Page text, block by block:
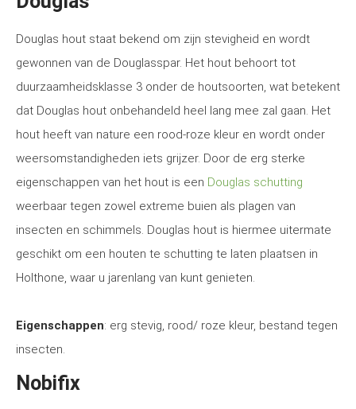
Douglas hout staat bekend om zijn stevigheid en wordt
gewonnen van de Douglasspar. Het hout behoort tot
duurzaamheidsklasse 3 onder de houtsoorten, wat betekent
dat Douglas hout onbehandeld heel lang mee zal gaan. Het
hout heeft van nature een rood-roze kleur en wordt onder
weersomstandigheden iets grijzer. Door de erg sterke
eigenschappen van het hout is een Douglas schutting
weerbaar tegen zowel extreme buien als plagen van
insecten en schimmels. Douglas hout is hiermee uitermate
geschikt om een houten te schutting te laten plaatsen in
Holthone, waar u jarenlang van kunt genieten.
Eigenschappen: erg stevig, rood/ roze kleur, bestand tegen
insecten.
Nobifix